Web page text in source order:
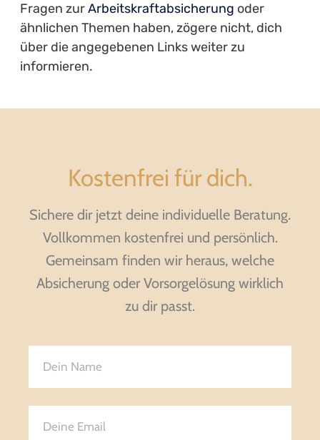
Fragen zurArbeitskraftabsicherung oder
ähnlichen Themen haben, zögere nicht, dich
über die angegebenen Links weiter zu
informieren.
Kostenfrei für dich.
Sichere dir jetzt deine individuelle Beratung.
Vollkommen kostenfrei und persönlich.
Gemeinsam finden wir heraus, welche
Absicherung oder Vorsorgelösung wirklich
zu dir passt.